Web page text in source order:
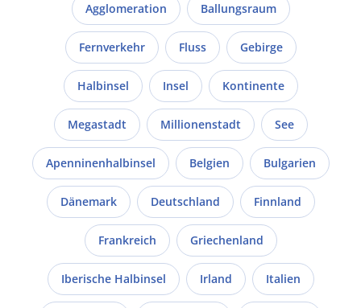
Agglomeration Ballungsraum
Fernverkehr Fluss Gebirge
Halbinsel Insel Kontinente
Megastadt Millionenstadt See
Apenninenhalbinsel Belgien Bulgarien
Dänemark Deutschland Finnland
Frankreich Griechenland
Iberische Halbinsel Irland Italien